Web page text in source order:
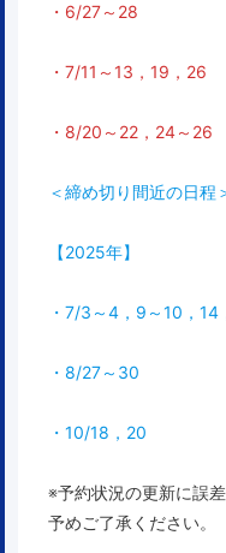
・6/27～28
・7/11～13，19，26
・8/20～22，24～26
＜締め切り間近の日程
【2025年】
・7/3～4，9～10，
・8/27～30
・10/18，20
※予約状況の更新に誤
予めご了承ください。